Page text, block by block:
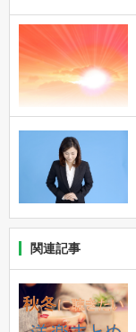
関連記事